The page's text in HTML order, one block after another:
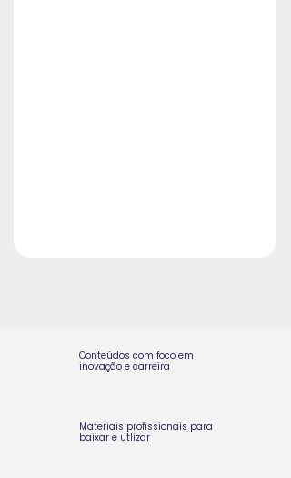
Conteúdos com foco em
inovação e carreira
Materiais profissionais para
baixar e utlizar